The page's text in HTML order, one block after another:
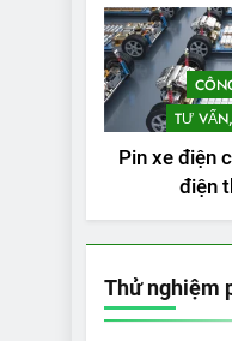
TƯ
Pin xe điện
điện
Thử nghiệm
4